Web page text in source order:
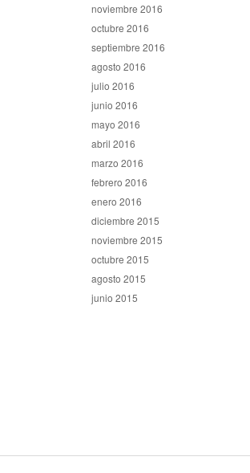
noviembre 2016
octubre 2016
septiembre 2016
agosto 2016
julio 2016
junio 2016
mayo 2016
abril 2016
marzo 2016
febrero 2016
enero 2016
diciembre 2015
noviembre 2015
octubre 2015
agosto 2015
junio 2015